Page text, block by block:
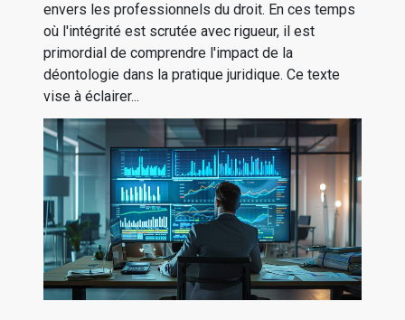
envers les professionnels du droit. En ces temps
où l'intégrité est scrutée avec rigueur, il est
primordial de comprendre l'impact de la
déontologie dans la pratique juridique. Ce texte
vise à éclairer...